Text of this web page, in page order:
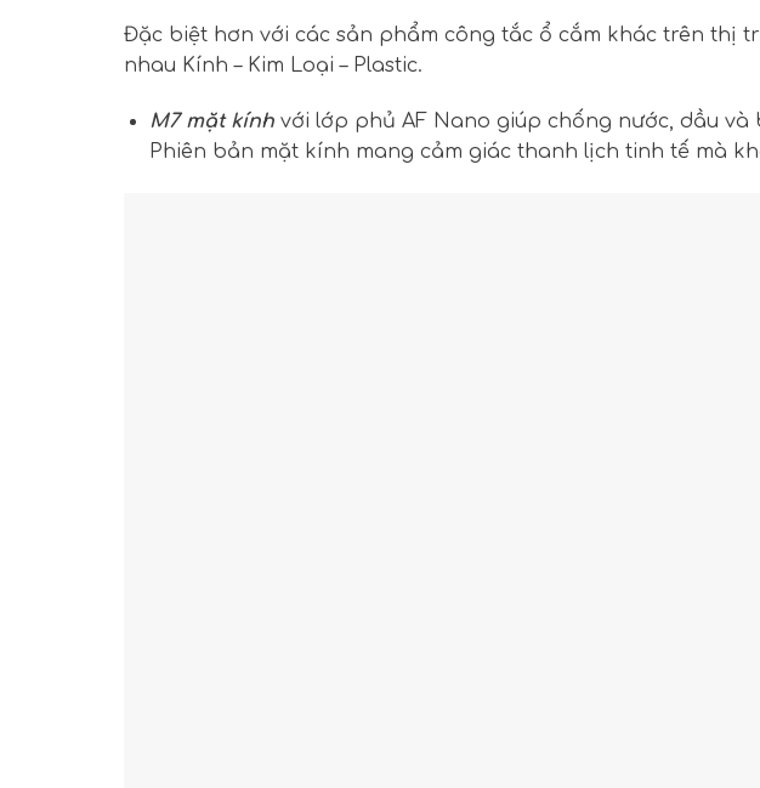
Đặc biệt hơn với các sản phẩm công tắc ổ cắm khác trên thị
nhau Kính – Kim Loại – Plastic.
M7 mặt kính với lớp phủ AF Nano giúp chống nước, dầu
Phiên bản mặt kính mang cảm giác thanh lịch tinh tế mà